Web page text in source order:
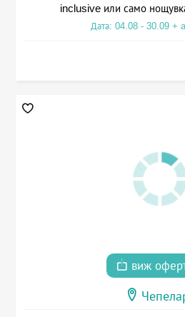
inclusive или само
Дата: 04.08 - 30.09 +
виж